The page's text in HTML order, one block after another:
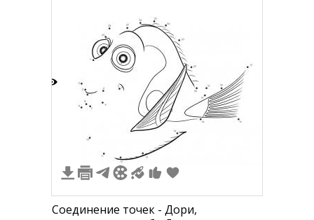
Соединение точек - Дори,